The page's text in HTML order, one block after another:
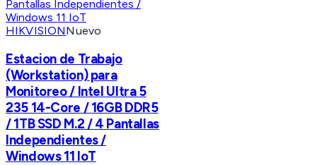
HIKVISIONNuevo
Estacion de Trabajo
(Workstation) para
Monitoreo / Intel Ultra 5
235 14-Core / 16GB DDR5
/ 1TB SSD M.2 / 4 Pantallas
Independientes /
Windows 11 IoT